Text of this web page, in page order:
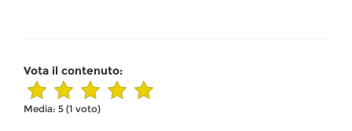
Vota il contenuto:
Media: 5 (1 voto)